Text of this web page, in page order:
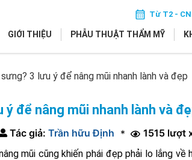
Từ T2 - CN
GIỚI THIỆU PHẪU THUẬT THẨM MỸ
3 lưu ý để nâng mũi nhanh lành và đẹp
để nâng mũi nhanh lành và
Tác giả: Trần hữu Định * 1515 lượt
mũi cũng khiến phái đẹp phải lo lắng về